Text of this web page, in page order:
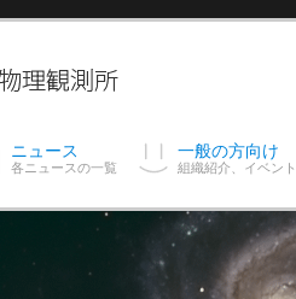
ニュース
各ニュースの一覧
一般の方向け
組織紹介、イベン